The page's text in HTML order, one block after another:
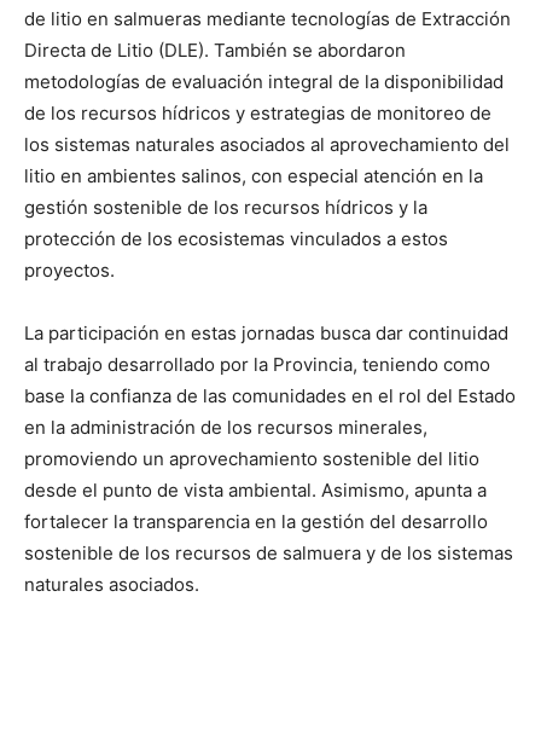
de litio en salmueras mediante tecnologías de Extracción
Directa de Litio (DLE). También se abordaron
metodologías de evaluación integral de la disponibilidad
de los recursos hídricos y estrategias de monitoreo de
los sistemas naturales asociados al aprovechamiento del
litio en ambientes salinos, con especial atención en la
gestión sostenible de los recursos hídricos y la
protección de los ecosistemas vinculados a estos
proyectos.
La participación en estas jornadas busca dar continuidad
al trabajo desarrollado por la Provincia, teniendo como
base la confianza de las comunidades en el rol del Estado
en la administración de los recursos minerales,
promoviendo un aprovechamiento sostenible del litio
desde el punto de vista ambiental. Asimismo, apunta a
fortalecer la transparencia en la gestión del desarrollo
sostenible de los recursos de salmuera y de los sistemas
naturales asociados.